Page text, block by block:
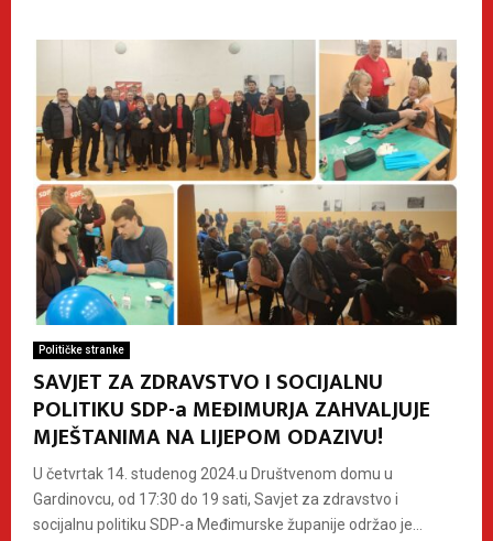
Političke stranke
SAVJET ZA ZDRAVSTVO I SOCIJALNU
POLITIKU SDP-a MEĐIMURJA ZAHVALJUJE
MJEŠTANIMA NA LIJEPOM ODAZIVU!
U četvrtak 14. studenog 2024.u Društvenom domu u
Gardinovcu, od 17:30 do 19 sati, Savjet za zdravstvo i
socijalnu politiku SDP-a Međimurske županije održao je...